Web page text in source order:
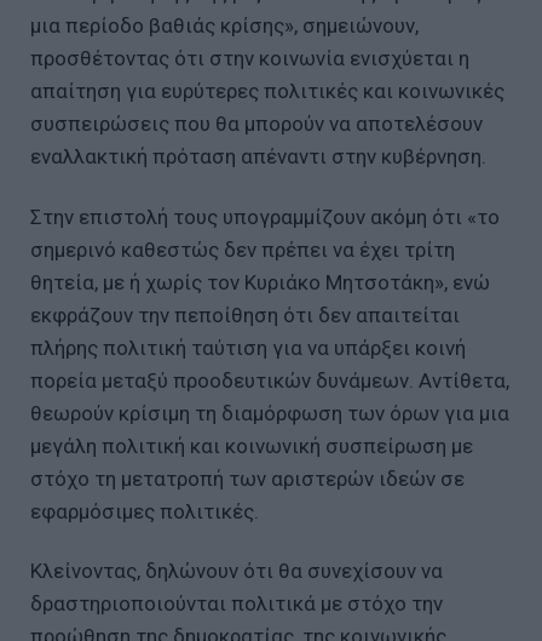
μια περίοδο βαθιάς κρίσης», σημειώνουν,
προσθέτοντας ότι στην κοινωνία ενισχύεται η
απαίτηση για ευρύτερες πολιτικές και κοινωνικές
συσπειρώσεις που θα μπορούν να αποτελέσουν
εναλλακτική πρόταση απέναντι στην κυβέρνηση.
Στην επιστολή τους υπογραμμίζουν ακόμη ότι «το
σημερινό καθεστώς δεν πρέπει να έχει τρίτη
θητεία, με ή χωρίς τον Κυριάκο Μητσοτάκη», ενώ
εκφράζουν την πεποίθηση ότι δεν απαιτείται
πλήρης πολιτική ταύτιση για να υπάρξει κοινή
πορεία μεταξύ προοδευτικών δυνάμεων. Αντίθετα,
θεωρούν κρίσιμη τη διαμόρφωση των όρων για μια
μεγάλη πολιτική και κοινωνική συσπείρωση με
στόχο τη μετατροπή των αριστερών ιδεών σε
εφαρμόσιμες πολιτικές.
Κλείνοντας, δηλώνουν ότι θα συνεχίσουν να
δραστηριοποιούνται πολιτικά με στόχο την